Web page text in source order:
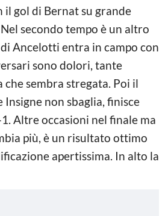
il gol di Bernat su grande
secondo tempo è un altro
Ancelotti entra in campo con
sono dolori, tante
che sembra stregata. Poi il
non sbaglia, finisce
Altre occasioni nel finale ma
più, è un risultato ottimo
apertissima. In alto la